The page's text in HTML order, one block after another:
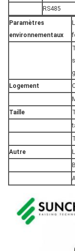
RS485
Paramètres
environnementaux
Logement
Taille
Autre